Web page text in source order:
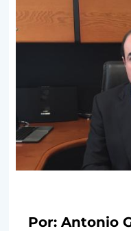
Por: Antonio